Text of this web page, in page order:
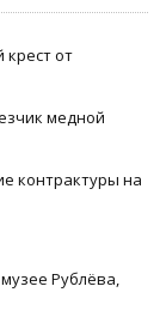
крест от
медной
контрактуры на
Рублёва,